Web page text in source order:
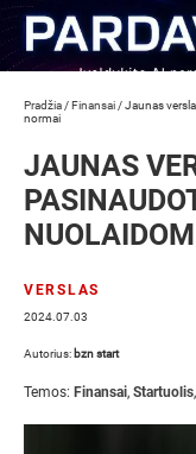
Pradžia /Finansai /Jaunas
normai
JAUNAS
VERSLAS
2024.07.03
Autorius: bzn start
Temos: Finansai, Startuolis,